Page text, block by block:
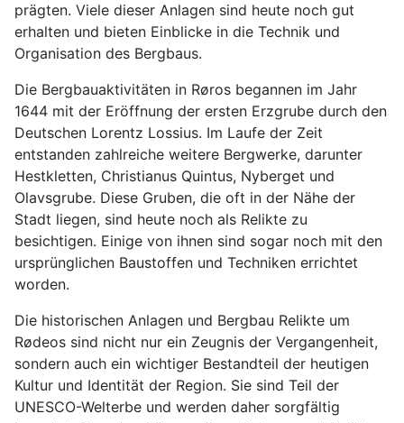
prägten. Viele dieser Anlagen sind heute noch gut
erhalten und bieten Einblicke in die Technik und
Organisation des Bergbaus.
Die Bergbauaktivitäten in Røros begannen im Jahr
1644 mit der Eröffnung der ersten Erzgrube durch den
Deutschen Lorentz Lossius. Im Laufe der Zeit
entstanden zahlreiche weitere Bergwerke, darunter
Hestkletten, Christianus Quintus, Nyberget und
Olavsgrube. Diese Gruben, die oft in der Nähe der
Stadt liegen, sind heute noch als Relikte zu
besichtigen. Einige von ihnen sind sogar noch mit den
ursprünglichen Baustoffen und Techniken errichtet
worden.
Die historischen Anlagen und Bergbau Relikte um
Rødeos sind nicht nur ein Zeugnis der Vergangenheit,
sondern auch ein wichtiger Bestandteil der heutigen
Kultur und Identität der Region. Sie sind Teil der
UNESCO-Welterbe und werden daher sorgfältig